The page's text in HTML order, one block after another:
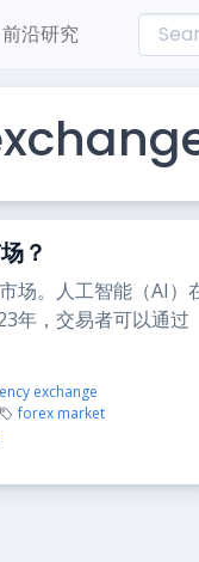
前沿研究
？
场。人工智能（AI）
年，交易者可以通过
exchange
forex market